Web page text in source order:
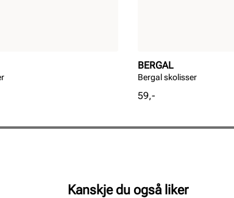
BERGAL
Bergal skolisser
Pris
59,-
Kanskje du også liker